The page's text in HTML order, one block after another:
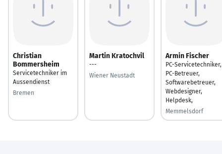
Christian
Bommersheim
Servicetechniker im
Aussendienst
Bremen
Martin Kratochvil
---
Wiener Neustadt
Armin Fischer
PC-Servicetechniker,
PC-Betreuer,
Softwarebetreuer,
Webdesigner,
Helpdesk,
Memmelsdorf